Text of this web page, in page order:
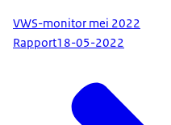
VWS-monitor mei 2022
Rapport18-05-2022